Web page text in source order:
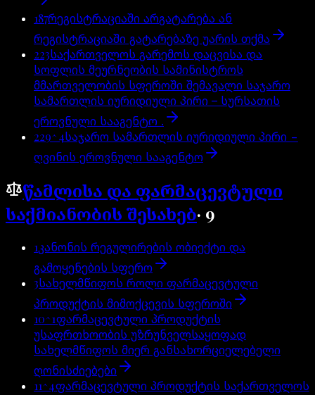
187რეგისტრაციაში არგატარება ან
რეგისტრაციაში გატარებაზე უარის თქმა
223საქართველოს გარემოს დაცვისა და
სოფლის მეურნეობის სამინისტროს
მმართველობის სფეროში შემავალი საჯარო
სამართლის იურიდიული პირი – სურსათის
ეროვნული სააგენტო .
229^4საჯარო სამართლის იურიდიული პირი −
ღვინის ეროვნული სააგენტო
წამლისა და ფარმაცევტული
საქმიანობის შესახებ· 9
1კანონის რეგულირების ობიექტი და
გამოყენების სფერო
3სახელმწიფოს როლი ფარმაცევტული
პროდუქტის მიმოქცევის სფეროში
10^1ფარმაცევტული პროდუქტის
უსაფრთხოობის უზრუნველსაყოფად
სახელმწიფოს მიერ განსახორციელებელი
ღონისძიებები
11^4ფარმაცევტული პროდუქტის საქართველოს